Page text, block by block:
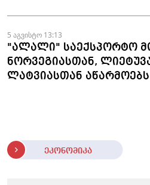
5 აგვისტო 13:13
"ალალი" საექსპორტო
ნორვეგიასთან,
ლატვიასთან აწარმოებს
ეკონომიკა